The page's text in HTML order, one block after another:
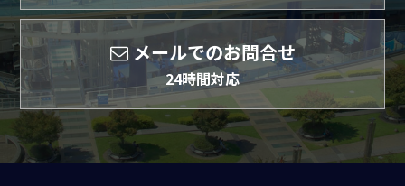
メールでのお問合せ
24時間対応